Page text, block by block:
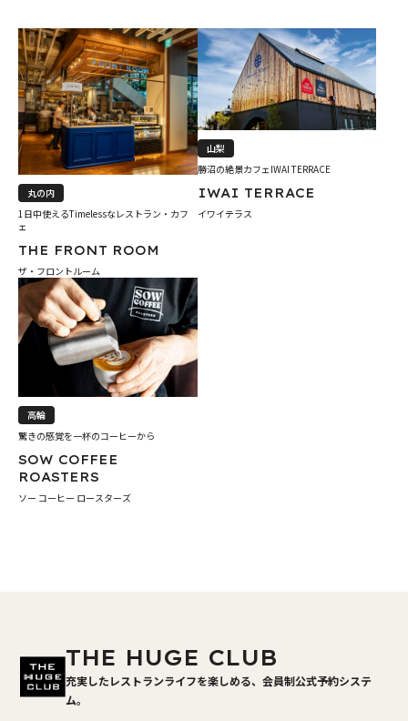
丸の内
1日中使えるTimelessなレストラン・カフ
ェ
THE FRONT ROOM
ザ・フロントルーム
山梨
勝沼の絶景カフェIWAI TERRACE
IWAI TERRACE
イワイテラス
高輪
驚きの感覚を一杯のコーヒーから
SOW COFFEE
ROASTERS
ソー コーヒー ロースターズ
THE HUGE CLUB
充実したレストランライフを楽しめる、会員制公式予約システ
ム。